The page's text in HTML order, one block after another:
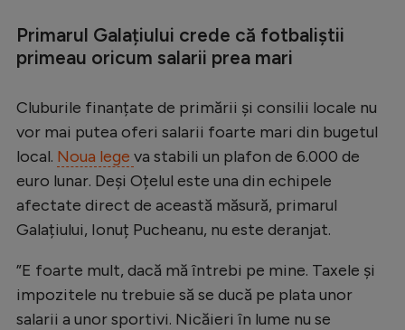
EURO 2024
Clasamente
Tenis
Handbal
Natație
Formula 1
Primarul Galațiului crede că fotbaliștii
primeau oricum salarii prea mari
Cluburile finanțate de primării și consilii locale nu
vor mai putea oferi salarii foarte mari din bugetul
local. Noua lege va stabili un plafon de 6.000 de
euro lunar. Deși Oțelul este una din echipele
afectate direct de această măsură, primarul
Galațiului, Ionuț Pucheanu, nu este deranjat.
”E foarte mult, dacă mă întrebi pe mine. Taxele și
impozitele nu trebuie să se ducă pe plata unor
salarii a unor sportivi. Nicăieri în lume nu se